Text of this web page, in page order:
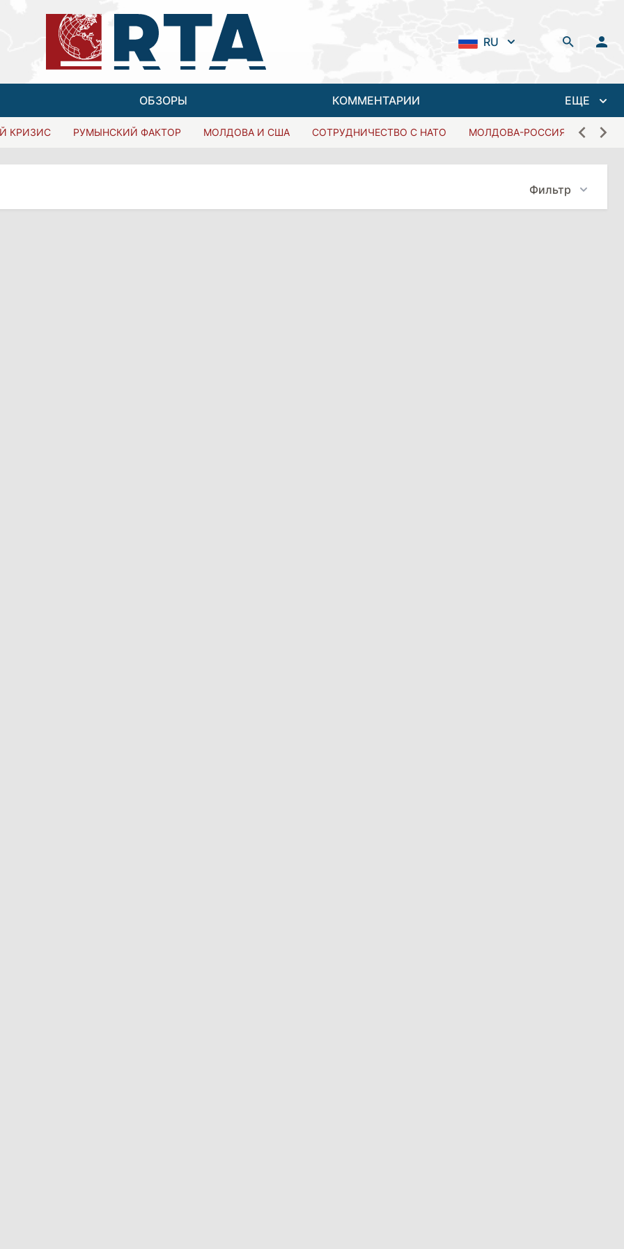
RU
ОБЗОРЫ КОММЕНТАРИИ ЕЩЕ
КРИЗИС РУМЫНСКИЙ ФАКТОР МОЛДОВА И США СОТРУДНИЧЕСТВО С НАТО МОЛДОВА-РОССИЯ
Фильтр